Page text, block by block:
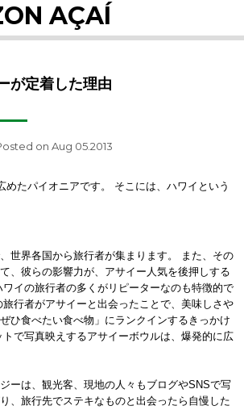
AÇAÍ
が定着した理由
on Aug 05.2013
たパイオニアです。 そこには、ハワイという
世界各国から旅行者が集まります。 また、その
、彼らの影響力が、アサイー人気を後押しする
イの旅行者の多くがリピーターなのも特徴的で
行者がアサイーと出会ったことで、美味しさや
ひ食べたい食べ物」にランクインするきっかけ
で写真映えするアサイーボウルは、爆発的に広
ーは、観光客、現地の人々もブログやSNSで写
、旅行先でステキなものと出会ったら自慢した